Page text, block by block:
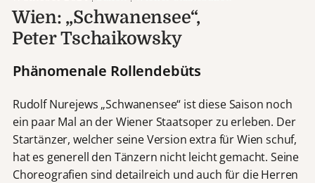
Wien: „Schwanensee“,
Peter Tschaikowsky
Phänomenale Rollendebüts
Rudolf Nurejews „Schwanensee“ ist diese Saison noch
ein paar Mal an der Wiener Staatsoper zu erleben. Der
Startänzer, welcher seine Version extra für Wien schuf,
hat es generell den Tänzern nicht leicht gemacht. Seine
Choreografien sind detailreich und auch für die Herren